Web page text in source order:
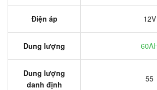
Điện áp 12V
Dung lượng
Dung lượng
danh định
55